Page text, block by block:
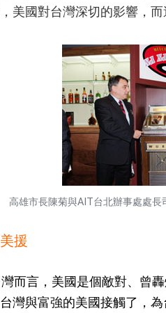
美國對台灣深切的影響，
高雄市長陳菊與AIT台北辦事處處長
援
而言，美國是個敵對、曾
灣與富強的美國接觸了，